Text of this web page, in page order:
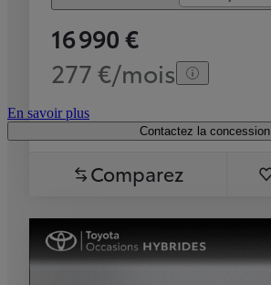
16 990 €
277 €/mois
En savoir plus
Contactez la concession
Comparez